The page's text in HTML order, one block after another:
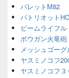
バレットM82
パトリオット
ビームライフル
ボウガン火竜砲
メッシュゴーグ
ヤスミノコフ
ヤスミノコフ